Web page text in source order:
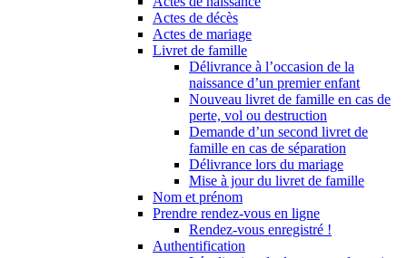
Actes de décès
Actes de mariage
Livret de famille
Délivrance à l’occasion de la
naissance d’un premier enfant
Nouveau livret de famille en cas de
perte, vol ou destruction
Demande d’un second livret de
famille en cas de séparation
Délivrance lors du mariage
Mise à jour du livret de famille
Nom et prénom
Prendre rendez-vous en ligne
Rendez-vous enregistré !
Authentification